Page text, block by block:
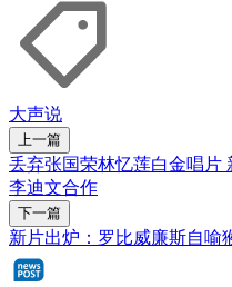
大声说
上一篇
丢弃张国荣林忆莲白金唱片
李迪文合作
下一篇
新片出炉：罗比威廉斯自喻